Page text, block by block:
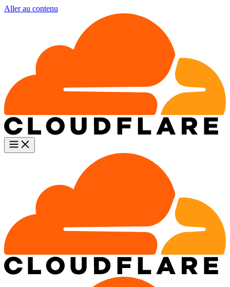
Aller au contenu